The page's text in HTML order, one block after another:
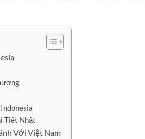
Tiết Nhất
Với Việt Nam